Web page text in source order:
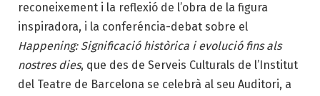
reconeixement i la reflexió de l’obra de la figura
inspiradora, i la conferéncia-debat sobre el
Happening: Significació històrica i evolució fins als
nostres dies, que des de Serveis Culturals de l’Institut
del Teatre de Barcelona se celebrà al seu Auditori, a